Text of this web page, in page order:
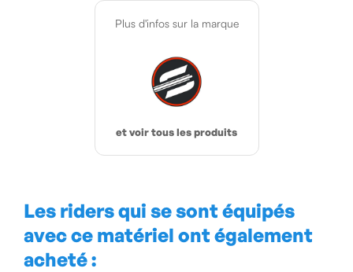
Plus d'infos sur la marque
et voir tous les produits
Les riders qui se sont équipés
avec ce matériel ont également
acheté :